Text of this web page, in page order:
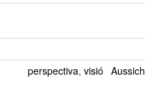
perspectiva, visió